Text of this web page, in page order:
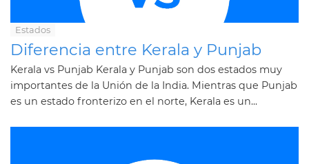
Estados
Diferencia entre Kerala y Punjab
Kerala vs Punjab Kerala y Punjab son dos estados muy
importantes de la Unión de la India. Mientras que Punjab
es un estado fronterizo en el norte, Kerala es un...